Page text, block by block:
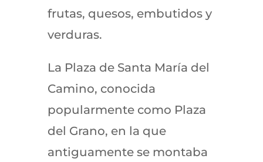
frutas, quesos, embutidos y
verduras.
La Plaza de Santa María del
Camino, conocida
popularmente como Plaza
del Grano, en la que
antiguamente se montaba